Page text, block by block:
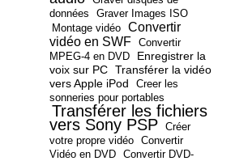
données
Graver Images ISO
Montage vidéo Convertir
vidéo en SWF Convertir
MPEG-4 en DVD
Enregistrer la
voix sur PC Transférer la vidéo
vers Apple iPod
Creer les
sonneries pour portables
Transférer les fichiers
vers Sony PSP Créer
votre propre vidéo Convertir
Vidéo en DVD Convertir DVD-